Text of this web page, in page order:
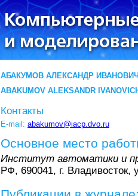
АБАКУМОВ АЛЕКСАНДР
ABAKUMOV ALEKSANDR
Контакты
E-mail: abakumov@iacp.dvo.ru
Основное место
Институт автоматики и
РФ, 690041, г. Владивосток,